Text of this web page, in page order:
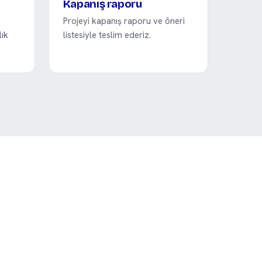
Kapanış raporu
Projeyi kapanış raporu ve öneri
listesiyle teslim ederiz.